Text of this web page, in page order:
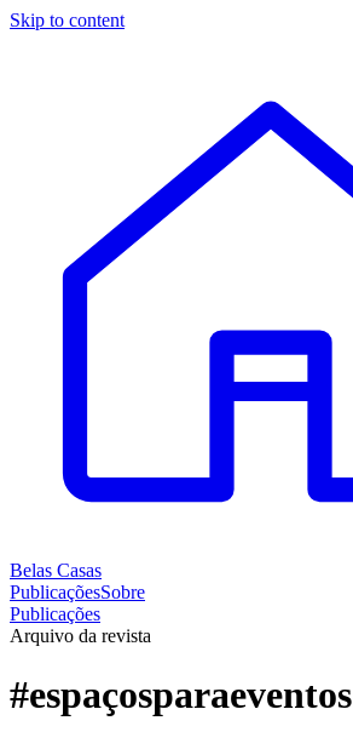
Skip to content
Belas Casas
PublicaçõesSobre
Publicações
Arquivo da revista
#espaçosparaeventos